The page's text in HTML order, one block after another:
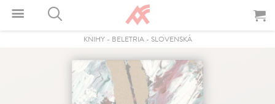
KNIHY- BELETRIA- SLOVENSKÁ